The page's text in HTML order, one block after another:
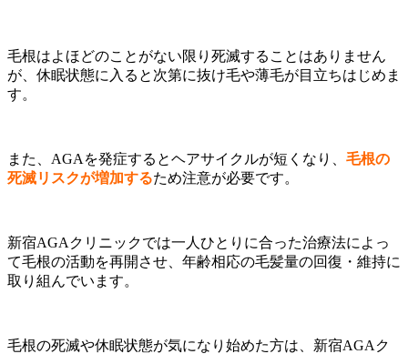
毛根はよほどのことがない限り死滅することはありません
が、休眠状態に入ると次第に抜け毛や薄毛が目立ちはじめま
す。
また、AGAを発症するとヘアサイクルが短くなり、 毛根の
死滅リスクが増加するため注意が必要です。
新宿AGAクリニックでは一人ひとりに合った治療法によっ
て毛根の活動を再開させ、年齢相応の毛髪量の回復・維持に
取り組んでいます。
毛根の死滅や休眠状態が気になり始めた方は、新宿AGAク